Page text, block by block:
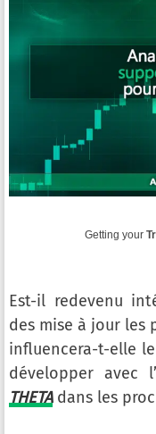
Getting your
Est-il redevenu
des mise à jour les
influencera-t-elle
développer avec
THETAdans les